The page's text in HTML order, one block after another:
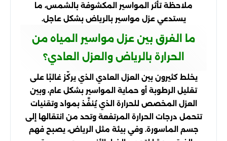
ملاحظة تأثر المواسير المكشوفة بالشمس، ما
يستدعي عزل مواسير بالرياض بشكل عاجل.
ما الفرق بين عزل مواسير المياه من
الحرارة بالرياض والعزل العادي؟
يخلط كثيرون بين العزل العادي الذي يركّز غالبًا على
تقليل الرطوبة أو حماية المواسير بشكل عام، وبين
العزل المخصص للحرارة الذي يُنفَّذ بمواد وتقنيات
تتحمل درجات الحرارة المرتفعة وتحد من انتقالها إلى
جسم الماسورة. وفي بيئة مثل الرياض، يصبح فهم